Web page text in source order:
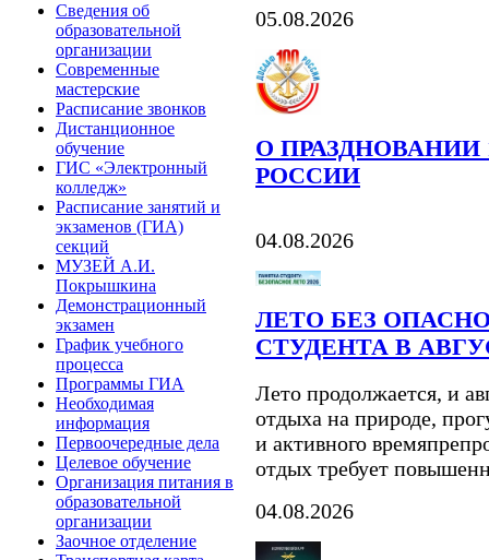
Сведения об
образовательной
организации
Современные
мастерские
Расписание звонков
Дистанционное
обучение
ГИС «Электронный
колледж»
Расписание занятий и
экзаменов (ГИА)
секций
МУЗЕЙ А.И.
Покрышкина
Демонстрационный
экзамен
График учебного
процесса
Программы ГИА
Необходимая
информация
Первоочередные дела
Целевое обучение
Организация питания в
образовательной
организации
Заочное отделение
05.08.2026
О ПРАЗДНОВАНИИ
РОССИИ
04.08.2026
ЛЕТО БЕЗ
СТУДЕНТА В
Лето продолжается, и
отдыха на природе,
и активного
отдых требует
04.08.2026